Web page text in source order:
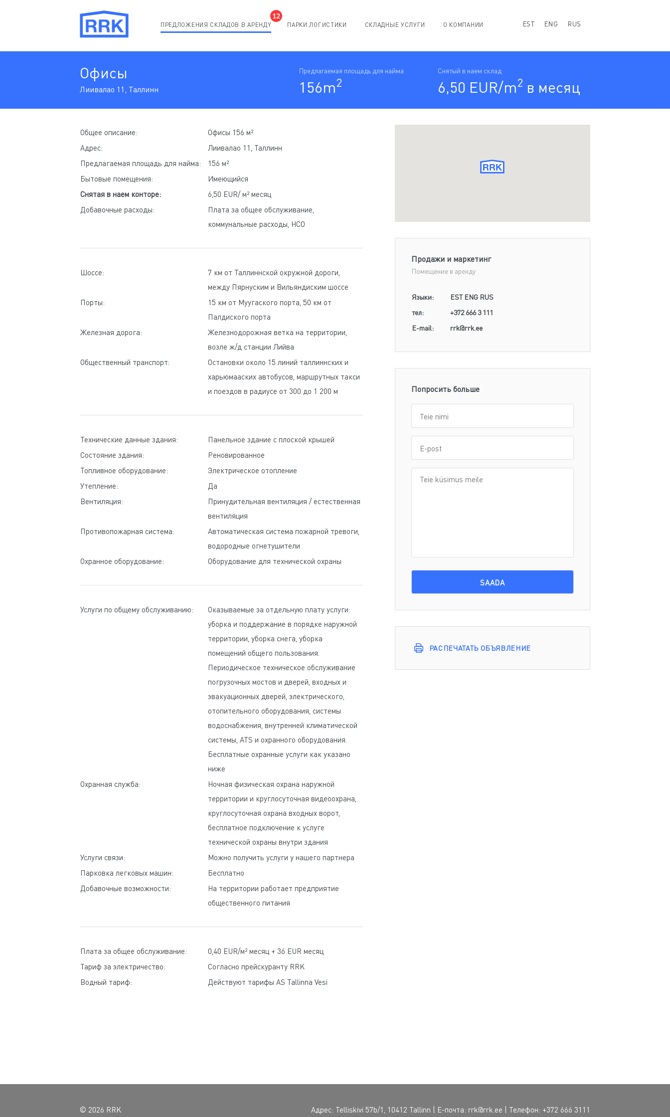
ПРЕДЛОЖЕНИЯ СКЛАДОВ В АРЕНДY
12
ПАРКИ ЛОГИСТИКИ СКЛАДНЫЕ УСЛУГИ О КОМПАНИИ EST ENG RUS
Oфисы
Лиивалао 11, Таллинн
Предлагаемая площадь для найма
156m2
Снятый в наем склад
6,50 EUR/m2 в месяц
Общее описание:
Oфисы 156 м²
Адрес:
Лиивалао 11, Таллинн
Предлагаемая площадь для найма:
156 м²
Бытовые помещения:
Имеющийся
Снятая в наем конторе:
6,50 EUR/ м² месяц
Добавочные расходы:
Плата за общее обслуживание,
коммунальные расходы, НСО
Шоссе:
7 км от Таллиннской окружной дороги,
между Пярнуским и Вильяндиским шоссе
Порты:
15 км от Муугаского порта, 50 км от
Палдиского порта
Железная дорога:
Железнодорожная ветка на территории,
возле ж/д станции Лийва
Общественный транспорт:
Oстановки около 15 линий таллиннских и
харьюмааских автобусов, маршрутных такси
и поездов в радиусе от 300 до 1 200 м
Технические данные здания:
Панельное здание с плоской крышей
Состояние здания:
Pеновированное
Топливное оборудование:
Электрическое отопление
Утепление:
Да
Вентиляция:
Принудительная вентиляция / естественная
вентиляция
Противопожарная система:
Aвтоматическая система пожарной тревоги,
водородные огнетушители
Охранное оборудование:
Oборудование для технической охраны
Услуги по общему обслуживанию:
Oказываемые за отдельную плату услуги:
уборка и поддержание в порядке наружной
территории, уборка снега, уборка
помещений общего пользования.
Периодическое техническое обслуживание
погрузочных мостов и дверей, входных и
эвакуационных дверей, электрического,
отопительного оборудования, системы
водоснабжения, внутренней климатической
системы, ATS и охранного оборудования.
Бесплатные охранные услуги как указано
ниже
Охранная служба:
Ночная физическая охрана наружной
территории и круглосуточная видеоохрана,
круглосуточная охрана входных ворот,
бесплатное подключение к услуге
технической охраны внутри здания
Услуги связи:
Mожно получить услуги у нашего партнера
Парковка легковых машин:
Бесплатно
Добавочные возможности:
На территории работает предприятие
общественного питания
Плата за общее обслуживание:
0,40 ЕUR/м² месяц + 36 EUR месяц
Тариф за электричество:
Cогласно прейскуранту RRK
Водный тариф:
Действуют тарифы AS Tallinna Vesi
Продажи и маркетинг
Помещение в аренду
Языки:
EST ENG RUS
тел:
+372 666 3 111
E-mail:
rrk@rrk.ee
Попросить больше
РАСПЕЧАТАТЬ ОБЪЯВЛЕНИЕ
© 2026 RRK Aдрес: Telliskivi 57b/1, 10412 Tallinn | Е-почта: rrk@rrk.ee | Телефон: +372 666 3111